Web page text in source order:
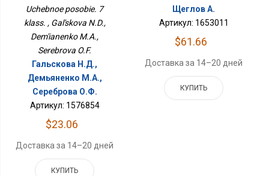
Uchebnoe posobie. 7
klass. , Gal'skova N.D.,
Dem'ianenko M.A.,
Serebrova O.F.
Гальскова Н.Д.,
Демьяненко М.А.,
Сереброва О.Ф.
Артикул: 1576854
$23.06
Доставка за 14–20 дней
КУПИТЬ
Щеглов А.
Артикул: 1653011
$61.66
Доставка за 14–20 дней
КУПИТЬ